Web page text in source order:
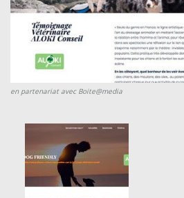
en partenariat avec Boite@media